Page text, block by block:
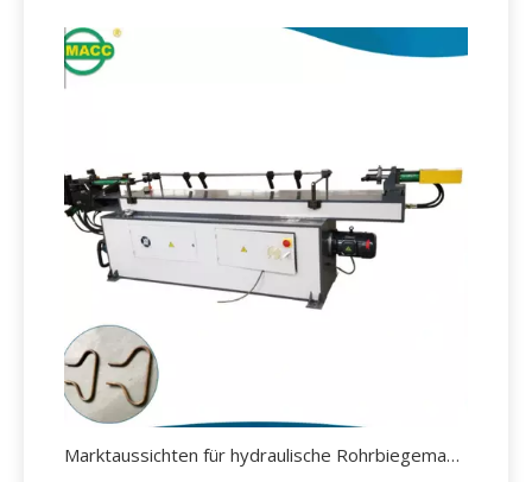
Marktaussichten für hydraulische Rohrbiegemaschinen.